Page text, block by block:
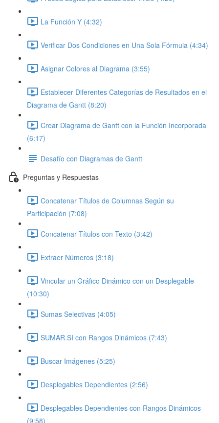
La Función Y (4:32)
Verificar Dos Condiciones en Una Sola Fórmula (4:34)
Asignar Colores al Diagrama (3:55)
Establecer Diferentes Categorías de Resultados en el
Diagrama de Gantt (8:20)
Crear Diagrama de Gantt con la Función Incorporada
(6:17)
Desafío con Diagramas de Gantt
Preguntas y Respuestas
Concatenar Títulos de Columnas Según su
Participación (7:08)
Concatenar Títulos con Texto (3:42)
Extraer Números (3:18)
Vincular un Gráfico Dinámico con un Desplegable
(10:30)
Sumas Selectivas (4:05)
SUMAR.SI con Rangos Dinámicos (7:43)
Buscar Imágenes (5:25)
Desplegables Dependientes (2:56)
Desplegables Dependientes con Rangos Dinámicos
(9:58)